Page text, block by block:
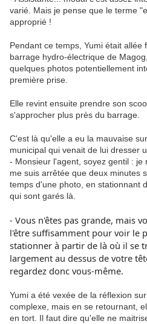
varié. Mais je pense que le terme
approprié !
Pendant ce temps, Yumi était
barrage hydro-électrique de
quelques photos potentiellement
première prise.
Elle revint ensuite prendre son
s'approcher plus près du barrage.
C'est là qu'elle a eu la mauvaise
municipal qui venait de lui dresser
- Monsieur l'agent, soyez gentil : je
me suis arrêtée que deux minutes
temps d'une photo, en stationnant
qui sont garés là.
- Vous n'êtes pas grande, mais
l'être suffisamment pour voir le
stationner à partir de là où il se
largement au dessus de votre
regardez donc vous-même.
Yumi a été vexée de la réflexion
complexe, mais en se retournant,
en tort. Il faut dire qu'elle ne